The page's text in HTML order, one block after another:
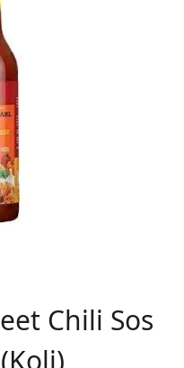
Chili Sos